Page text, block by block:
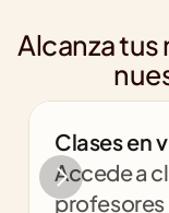
Alcanza
Clases en
Accede a
profesores